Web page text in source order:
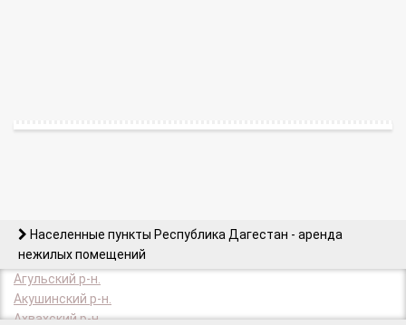
Населенные пункты Республика Дагестан - аренда
нежилых помещений
Агульский р-н.
Акушинский р-н.
Ахвахский р-н.